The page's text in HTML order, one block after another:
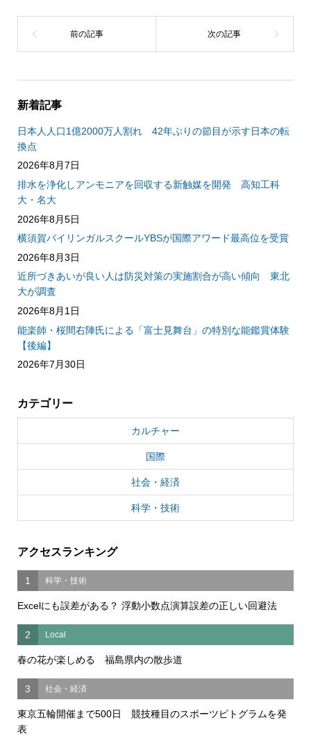
新着記事
日本人人口1億2000万人割れ 42年ぶりの節目が示す日本の転
換点
2026年8月7日
排水を浄化しアンモニアを回収する新触媒を開発 高知工科
大・名大
2026年8月5日
横須賀バイリンガルスクールYBSが国際アワード最高位を受賞
2026年8月3日
近所づきあいが良い人は防災対策の実施割合が高い傾向 東北
大が調査
2026年8月1日
能楽師・桜間右陣氏による「富士見舞台」の特別な能鑑賞体験
【後編】
2026年7月30日
カテゴリー
カルチャー
国際
社会・経済
科学・技術
アクセスランキング
1 科学・技術
Excelにも誤差がある？ 浮動小数点演算誤差の正しい回避法
2 Local
春の花が楽しめる 福島県内の散歩道
3 社会・経済
東京五輪開催まで500日 競技種目のスポーツピトグラムを発
表